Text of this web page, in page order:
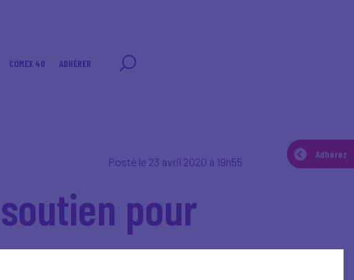
COMEX 40 ADHÉRER
Adhérez
Adhérez
Posté le 23 avril 2020 à 19h55
pour